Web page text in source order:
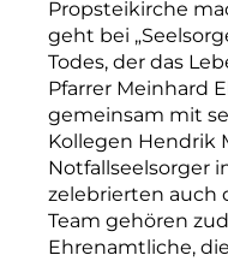
Propsteikirche
geht bei
Todes, der das
Pfarrer Meinhard
gemeinsam mit
Kollegen Hendrik
Notfallseelsorger
zelebrierten auch
Team gehören
Ehrenamtliche, die